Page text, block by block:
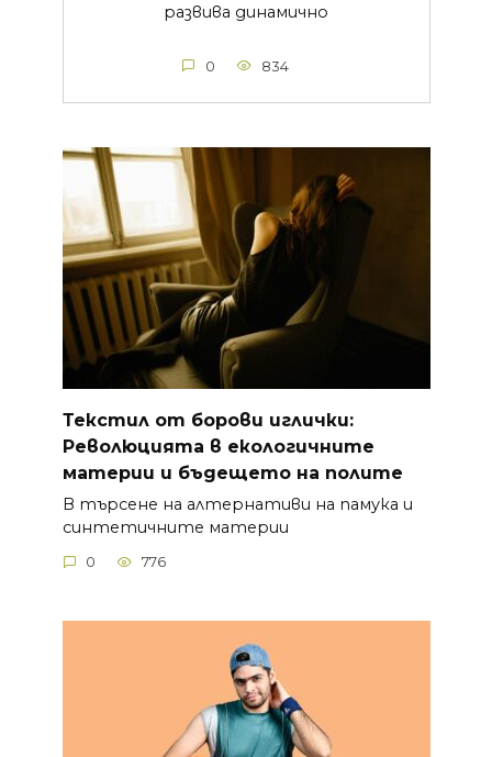
развива динамично
0 834
Текстил от борови иглички:
Революцията в екологичните
материи и бъдещето на полите
В търсене на алтернативи на памука и
синтетичните материи
0 776